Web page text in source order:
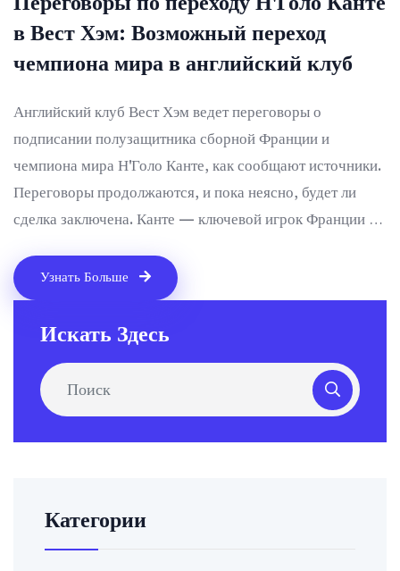
в Вест Хэм: Возможный переход
чемпиона мира в английский клуб
Английский клуб Вест Хэм ведет переговоры о
подписании полузащитника сборной Франции и
чемпиона мира Н'Голо Канте, как сообщают источники.
Переговоры продолжаются, и пока неясно, будет ли
сделка заключена. Канте — ключевой игрок Франции и
Узнать Больше
Искать Здесь
Категории